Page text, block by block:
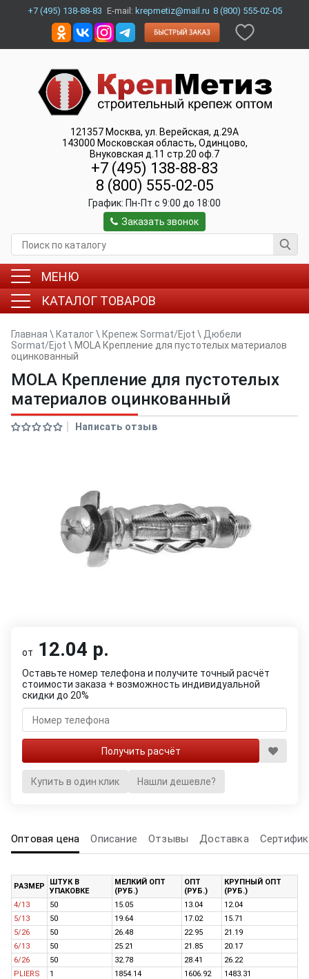
+7 (495) 138-88-83 E-mail: krepmetiz@mail.ru 8 (800) 555-02-05
121357 Москва, ул. Верейская, д.29А
143000 Московская область, Одинцово,
Внуковская д.11 стр.20 оф.7
+7 (495) 138-88-83
8 (800) 555-02-05
График: Пн-Пт c 9:00 до 18:00
Заказать звонок
МЕНЮ
КАТАЛОГ ТОВАРОВ
Главная \ Каталог\ Крепеж Sormat/Ejot \ Дюбели
Sormat/Ejot \ MOLA Крепление для пустотелых материалов
оцинкованный
MOLA Крепление для пустотелых
материалов оцинкованный
Написать отзыв
от 12.04 р.
Оставьте номер телефона и получите точный расчёт
стоимости заказа + возможность индивидуальной
скидки до 20%
Купить в один клик Нашли дешевле?
Оптовая цена Описание Отзывы Доставка
РАЗМЕР
ШТУК В
УПАКОВКЕ
МЕЛКИЙ ОПТ
(РУБ.)
ОПТ
(РУБ.)
КРУПНЫЙ ОПТ
(РУБ.)
4/13
50 15.05 13.04
12.04
5/13
50 19.64 17.02
15.71
5/26
50 26.48 22.95
21.19
6/13
50 25.21 21.85
20.17
6/26
50 32.78 28.41
26.22
PLIERS
1 1854.14 1606.92 1483.31